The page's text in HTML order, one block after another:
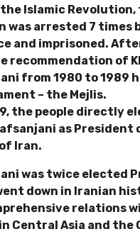
Islamic Revolution,
was arrested 7 times
and imprisoned.
recommendation of
from 1980 to 1989
– the Mejlis.
the people directly
as President
Iran.
was twice elected
down in Iranian
relations
Central Asia and the